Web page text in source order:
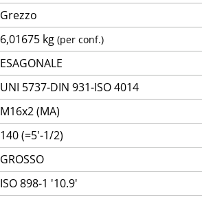
Grezzo
6,01675 kg (per conf.)
ESAGONALE
UNI 5737-DIN 931-ISO 4014
M16x2 (MA)
140 (=5'-1/2)
GROSSO
ISO 898-1 '10.9'